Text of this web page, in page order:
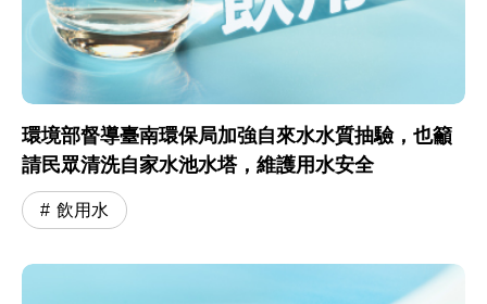
環境部督導臺南環保局加強自來水水質抽驗，也籲
請民眾清洗自家水池水塔，維護用水安全
飲用水